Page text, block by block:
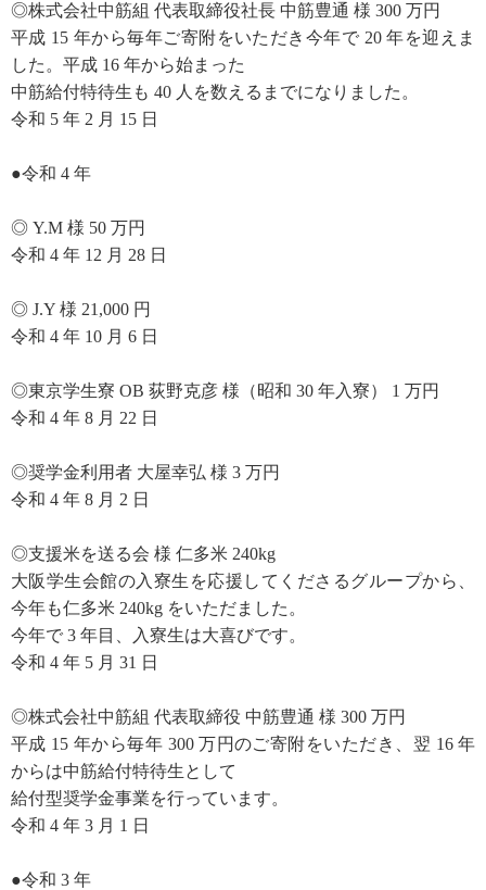
◎株式会社中筋組 代表取締役社長 中筋豊通 様 300 万円
平成 15 年から毎年ご寄附をいただき今年で 20 年を迎えま
した。平成 16 年から始まった
中筋給付特待生も 40 人を数えるまでになりました。
令和 5 年 2 月 15 日
●令和 4 年
◎ Y.M 様 50 万円
令和 4 年 12 月 28 日
◎ J.Y 様 21,000 円
令和 4 年 10 月 6 日
◎東京学生寮 OB 荻野克彦 様（昭和 30 年入寮） 1 万円
令和 4 年 8 月 22 日
◎奨学金利用者 大屋幸弘 様 3 万円
令和 4 年 8 月 2 日
◎支援米を送る会 様 仁多米 240kg
大阪学生会館の入寮生を応援してくださるグループから、
今年も仁多米 240kg をいただました。
今年で 3 年目、入寮生は大喜びです。
令和 4 年 5 月 31 日
◎株式会社中筋組 代表取締役 中筋豊通 様 300 万円
平成 15 年から毎年 300 万円のご寄附をいただき、翌 16 年
からは中筋給付特待生として
給付型奨学金事業を行っています。
令和 4 年 3 月 1 日
●令和 3 年